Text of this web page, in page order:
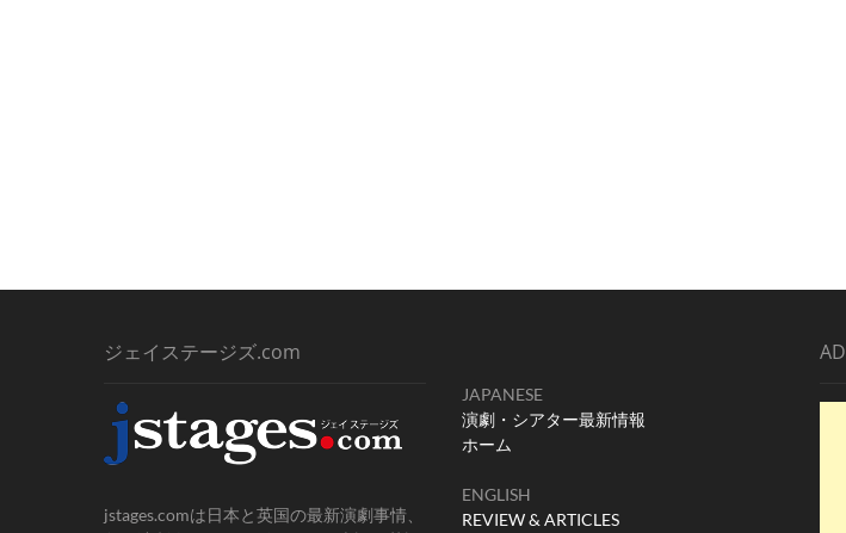
ジェイステージズ.com
jstages.comは日本と英国の最新演劇事情、
JAPANESE
演劇・シアター最新情報
ホーム
ENGLISH
REVIEW & ARTICLES
AD